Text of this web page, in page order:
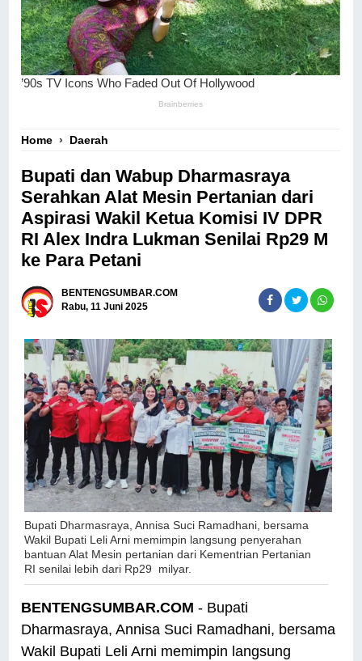
Home › Daerah
Bupati dan Wabup Dharmasraya
Serahkan Alat Mesin Pertanian dari
Aspirasi Wakil Ketua Komisi IV DPR
RI Alex Indra Lukman Senilai Rp29 M
ke Para Petani
BENTENGSUMBAR.COM
Rabu, 11 Juni 2025
Bupati Dharmasraya, Annisa Suci Ramadhani, bersama
Wakil Bupati Leli Arni memimpin langsung penyerahan
bantuan Alat Mesin pertanian dari Kementrian Pertanian
RI senilai lebih dari Rp29 milyar.
BENTENGSUMBAR.COM - Bupati
Dharmasraya, Annisa Suci Ramadhani, bersama
Wakil Bupati Leli Arni memimpin langsung